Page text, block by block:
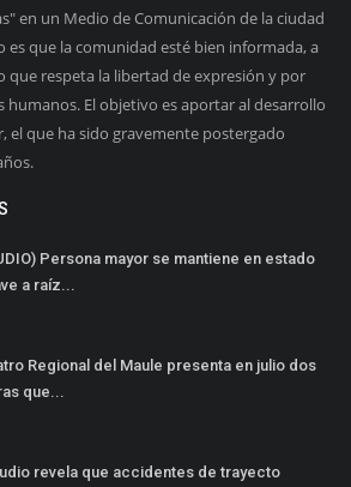
en un Medio de Comunicación de la ciudad
es que la comunidad esté bien informada, a
que respeta la libertad de expresión y por
humanos. El objetivo es aportar al desarrollo
el que ha sido gravemente postergado
Persona mayor se mantiene en estado
a raíz...
Regional del Maule presenta en julio dos
que...
revela que accidentes de trayecto